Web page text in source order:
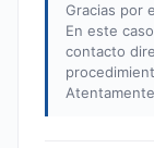
Gracias por
En este
contacto
Atentamente